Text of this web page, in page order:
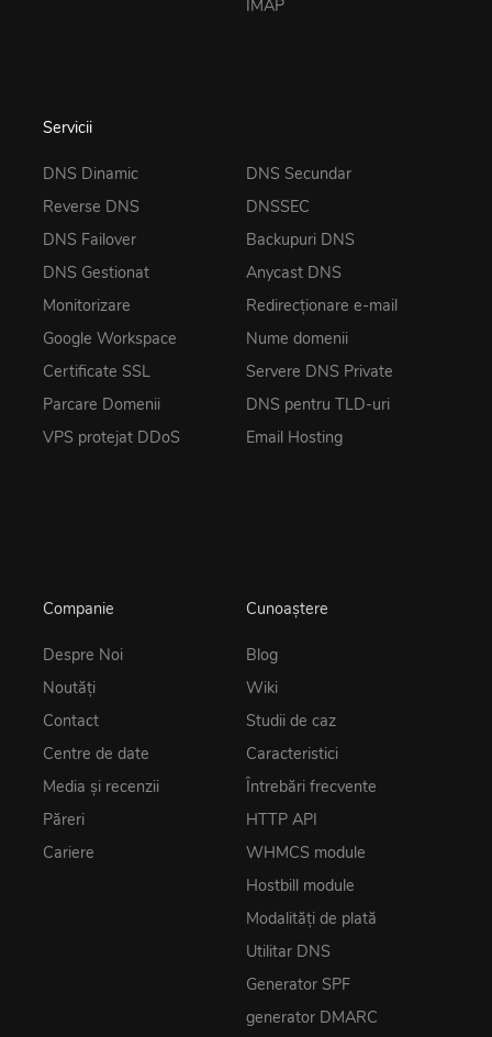
IMAP
Servicii
DNS Dinamic
Reverse DNS
DNS Failover
DNS Gestionat
Monitorizare
Google Workspace
Certificate SSL
Parcare Domenii
VPS protejat DDoS
DNS Secundar
DNSSEC
Backupuri DNS
Anycast DNS
Redirecționare e-mail
Nume domenii
Servere DNS Private
DNS pentru TLD-uri
Email Hosting
Companie
Despre Noi
Noutăţi
Contact
Centre de date
Media și recenzii
Păreri
Cariere
Cunoaștere
Blog
Wiki
Studii de caz
Caracteristici
Întrebări frecvente
HTTP API
WHMCS module
Hostbill module
Modalități de plată
Utilitar DNS
Generator SPF
generator DMARC